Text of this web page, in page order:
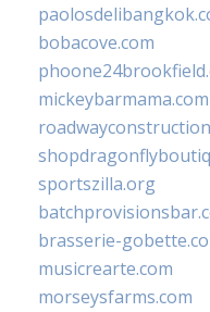
bobacove.com
mickeybarmama.com
sportszilla.org
brasserie-
musicrearte.com
morseysfarms.com